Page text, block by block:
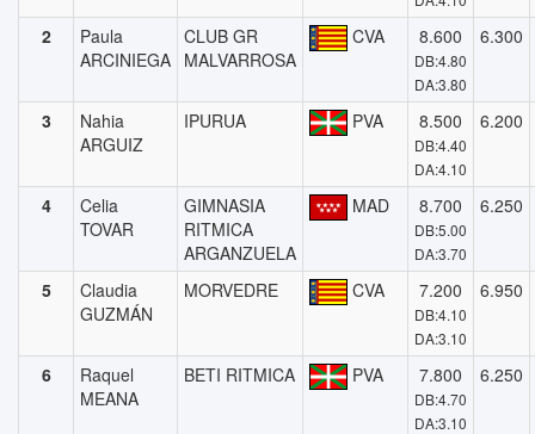
2
Paula
ARCINIEGA
CLUB GR
MALVARROSA
CVA 8.600
DB:4.80
DA:3.80
6.300
3
Nahia
ARGUIZ
IPURUA PVA 8.500
DB:4.40
DA:4.10
6.200
4
Celia
TOVAR
GIMNASIA
RITMICA
ARGANZUELA
MAD 8.700
DB:5.00
DA:3.70
6.250
5
Claudia
GUZMÁN
MORVEDRE CVA 7.200
DB:4.10
DA:3.10
6.950
6
Raquel
MEANA
BETI RITMICA PVA 7.800
DB:4.70
DA:3.10
6.250